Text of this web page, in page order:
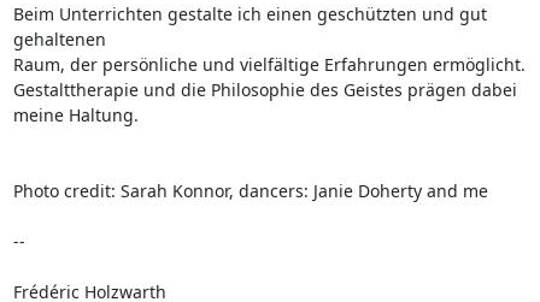
Beim Unterrichten gestalte ich einen geschützten und gut
gehaltenen
Raum, der persönliche und vielfältige Erfahrungen ermöglicht.
Gestalttherapie und die Philosophie des Geistes prägen dabei
meine Haltung.
Photo credit: Sarah Konnor, dancers: Janie Doherty and me
--
Frédéric Holzwarth